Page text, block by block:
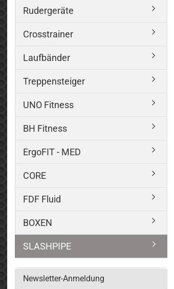
Rudergeräte
Crosstrainer
Laufbänder
Treppensteiger
UNO Fitness
BH Fitness
ErgoFIT - MED
CORE
FDF Fluid
BOXEN
SLASHPIPE
Newsletter-Anmeldung